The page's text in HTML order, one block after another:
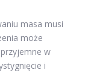
masa musi
może
w
i